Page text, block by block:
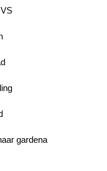
gardena